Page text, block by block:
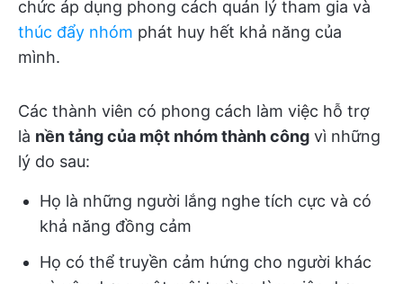
chức áp dụng phong cách quản lý tham gia và
thúc đẩy nhóm phát huy hết khả năng của
mình.
Các thành viên có phong cách làm việc hỗ trợ
là nền tảng của một nhóm thành công vì những
lý do sau:
Họ là những người lắng nghe tích cực và có
khả năng đồng cảm
Họ có thể truyền cảm hứng cho người khác